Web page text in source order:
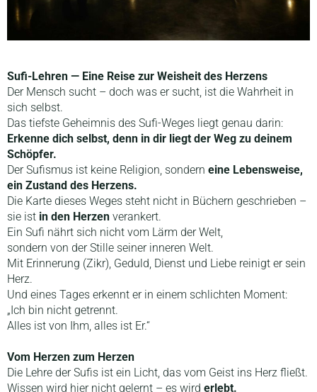
Sufi-Lehren — Eine Reise zur Weisheit des Herzens
Der Mensch sucht – doch was er sucht, ist die Wahrheit in
sich selbst.
Das tiefste Geheimnis des Sufi-Weges liegt genau darin:
Erkenne dich selbst, denn in dir liegt der Weg zu deinem
Schöpfer.
Der Sufismus ist keine Religion, sondern eine Lebensweise,
ein Zustand des Herzens.
Die Karte dieses Weges steht nicht in Büchern geschrieben –
sie ist in den Herzen verankert.
Ein Sufi nährt sich nicht vom Lärm der Welt,
sondern von der Stille seiner inneren Welt.
Mit Erinnerung (Zikr), Geduld, Dienst und Liebe reinigt er sein
Herz.
Und eines Tages erkennt er in einem schlichten Moment:
„Ich bin nicht getrennt.
Alles ist von Ihm, alles ist Er.“
Vom Herzen zum Herzen
Die Lehre der Sufis ist ein Licht, das vom Geist ins Herz fließt.
Wissen wird hier nicht gelernt – es wird erlebt.